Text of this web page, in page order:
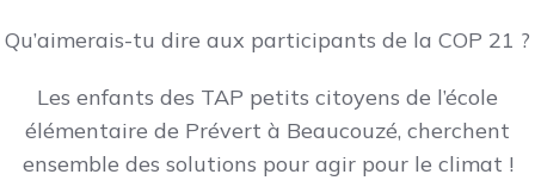
Qu’aimerais-tu dire aux participants de la COP 21 ?
Les enfants des TAP petits citoyens de l’école
élémentaire de Prévert à Beaucouzé, cherchent
ensemble des solutions pour agir pour le climat !